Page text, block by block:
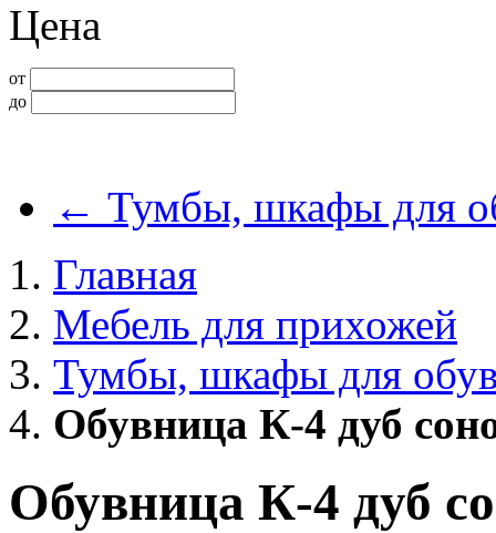
Цена
от
до
← Тумбы, шкафы для
Главная
Мебель для прихожей
Тумбы, шкафы для
Обувница К-4 дуб
Обувница К-4 дуб